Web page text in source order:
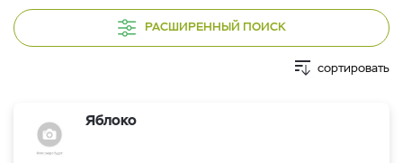
РАСШИРЕННЫЙ ПОИСК
сортировать
Яблоко